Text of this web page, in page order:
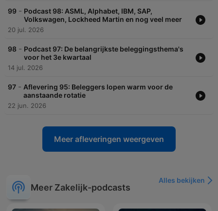
99 - Podcast 98: ASML, Alphabet, IBM, SAP,
Volkswagen, Lockheed Martin en nog veel meer
20 jul. 2026
98 - Podcast 97: De belangrijkste beleggingsthema's
voor het 3e kwartaal
14 jul. 2026
97 - Aflevering 95: Beleggers lopen warm voor de
aanstaande rotatie
22 jun. 2026
Meer afleveringen weergeven
Meer Zakelijk-podcasts
Alles bekijken